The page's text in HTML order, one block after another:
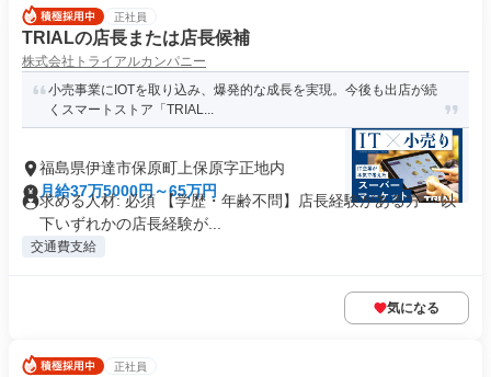
正社員
TRIALの店長または店長候補
株式会社トライアルカンパニー
小売事業にIOTを取り込み、爆発的な成長を実現。今後も出店が続
くスマートストア「TRIAL...
福島県伊達市保原町上保原字正地内
月給37万5000円～65万円
求める人材: 必須 【学歴・年齢不問】店長経験がある方 ～以
下いずれかの店長経験が...
交通費支給
気になる
正社員